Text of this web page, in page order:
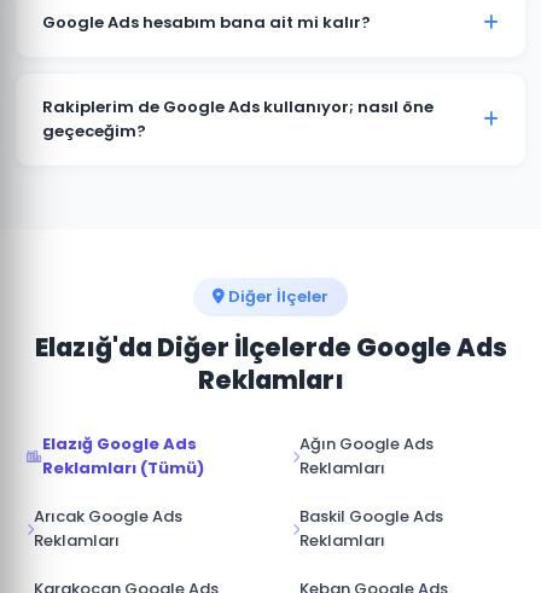
metinleri, görsel tasarımlar ve video reklamlar dahil
Google Ads hesabım bana ait mi kalır?
müşterimize aittir. Ajans erişimi yönetici (admin)
seviyesinde değil, reklam yöneticisi seviyesinde
Rakiplerim de Google Ads kullanıyor; nasıl öne
geçeceğim?
yöneterek üstünlük sağlıyoruz.
Diğer İlçeler
Elazığ'da Diğer İlçelerde Google Ads
Reklamları
Elazığ Google Ads
Reklamları (Tümü)
Ağın Google Ads
Reklamları
Arıcak Google Ads
Reklamları
Baskil Google Ads
Reklamları